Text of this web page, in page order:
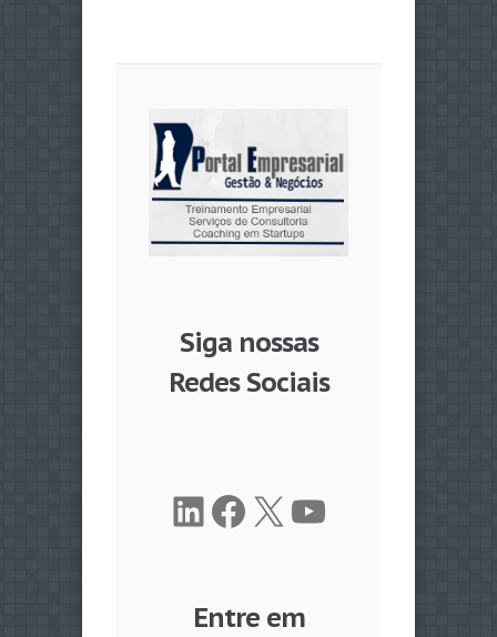
Siga nossas
Redes Sociais
LinkedIn
Facebook
X Youtube
Entre em